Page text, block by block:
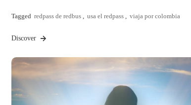
Tagged redpass de redbus , usa el redpass , viaja por colombia
Discover